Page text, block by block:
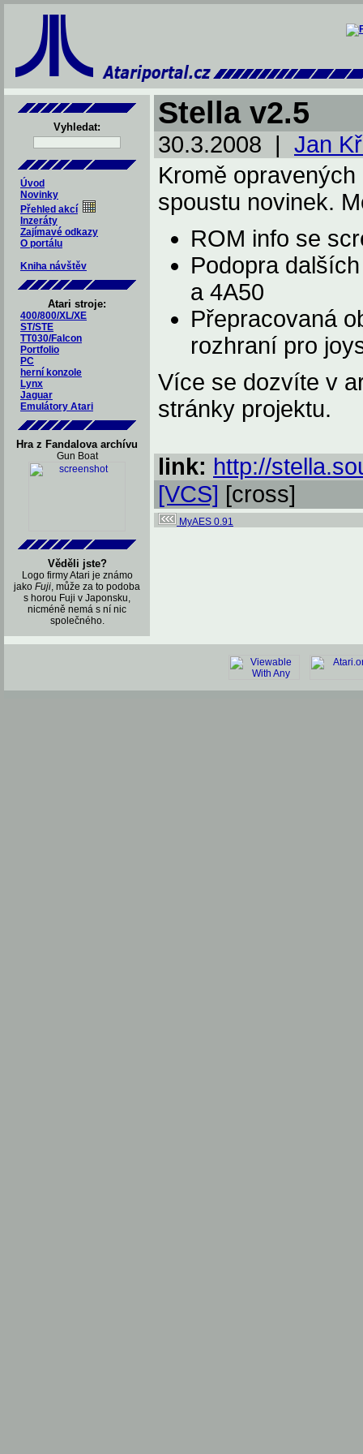
Vyhledat:
Úvod
Novinky
Přehled akcí
Inzeráty
Zajímavé odkazy
O portálu
Kniha návštěv
Atari stroje:
400/800/XL/XE
ST/STE
TT030/Falcon
Portfolio
PC
herní konzole
Lynx
Jaguar
Emulátory Atari
Hra z Fandalova archívu
Gun Boat
Věděli jste?
Logo firmy Atari je známo
jako Fuji, může za to podoba
s horou Fuji v Japonsku,
nicméně nemá s ní nic
společného.
Stella v2.5
30.3.2008 | Jan
Kromě
spoustu novinek.
ROM info se
Podopra
a 4A50
Přepracovaná
rozhraní pro
Více se dozvíte v
stránky projektu.
link: http://
[VCS] [cross]
MyAES 0.91